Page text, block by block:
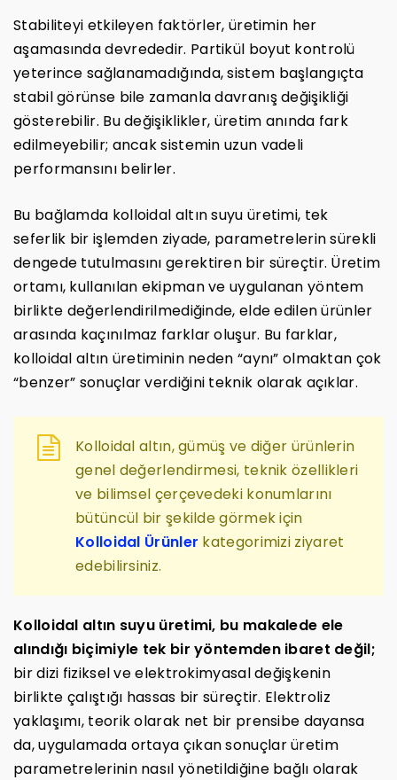
Stabiliteyi etkileyen faktörler, üretimin her
aşamasında devrededir. Partikül boyut kontrolü
yeterince sağlanamadığında, sistem başlangıçta
stabil görünse bile zamanla davranış değişikliği
gösterebilir. Bu değişiklikler, üretim anında fark
edilmeyebilir; ancak sistemin uzun vadeli
performansını belirler.
Bu bağlamda kolloidal altın suyu üretimi, tek
seferlik bir işlemden ziyade, parametrelerin sürekli
dengede tutulmasını gerektiren bir süreçtir. Üretim
ortamı, kullanılan ekipman ve uygulanan yöntem
birlikte değerlendirilmediğinde, elde edilen ürünler
arasında kaçınılmaz farklar oluşur. Bu farklar,
kolloidal altın üretiminin neden “aynı” olmaktan çok
“benzer” sonuçlar verdiğini teknik olarak açıklar.
Kolloidal altın, gümüş ve diğer ürünlerin
genel değerlendirmesi, teknik özellikleri
ve bilimsel çerçevedeki konumlarını
bütüncül bir şekilde görmek için
Kolloidal Ürünler kategorimizi ziyaret
edebilirsiniz.
Kolloidal altın suyu üretimi, bu makalede ele
alındığı biçimiyle tek bir yöntemden ibaret değil;
bir dizi fiziksel ve elektrokimyasal değişkenin
birlikte çalıştığı hassas bir süreçtir. Elektroliz
yaklaşımı, teorik olarak net bir prensibe dayansa
da, uygulamada ortaya çıkan sonuçlar üretim
parametrelerinin nasıl yönetildiğine bağlı olarak